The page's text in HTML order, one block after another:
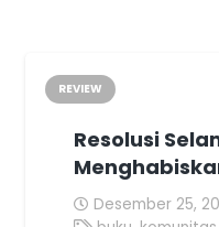
REVIEW
Resolusi
Desember 25,